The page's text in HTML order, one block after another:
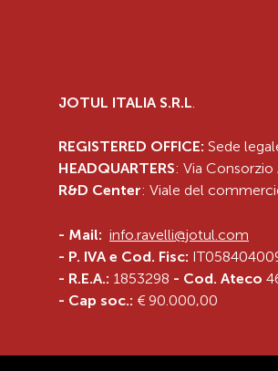
JOTUL ITALIA S.R.L.
REGISTERED OFFICE: Sede
HEADQUARTERS: Via Consorzio
R&D Center: Viale del
- Mail: info.ravelli@jotul.com
- P. IVA e Cod. Fisc:
- R.E.A.: 1853298 - Cod. Ateco
- Cap soc.: € 90.000,00